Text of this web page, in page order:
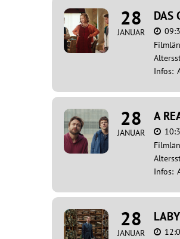
28
JANUAR
DAS
Infos:
28
JANUAR
A
Infos:
28
JANUAR